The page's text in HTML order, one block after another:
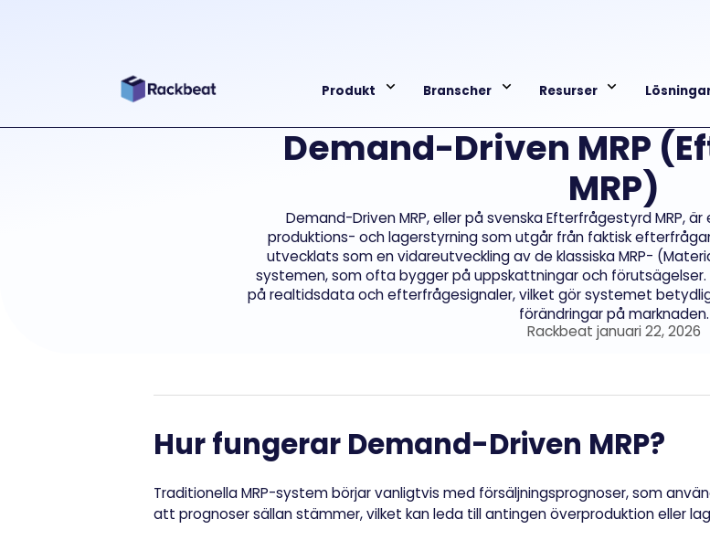
Produkt Branscher Resurser
Demand-Driven MRP
MRP)
Demand-Driven MRP, eller på svenska Efterfrågestyrd MRP,
produktions- och lagerstyrning som utgår från faktisk
utvecklats som en vidareutveckling av de klassiska MRP-
systemen, som ofta bygger på uppskattningar och förutsägelser.
på realtidsdata och efterfrågesignaler, vilket gör systemet
förändringar på marknaden.
Rackbeat januari 22, 2026
Hur fungerar Demand-Driven MRP?
Traditionella MRP-system börjar vanligtvis med försäljningsprognoser, som
att prognoser sällan stämmer, vilket kan leda till antingen överproduktion eller